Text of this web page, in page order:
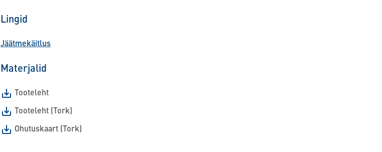
Lingid
Jäätmekäitlus
Materjalid
Tooteleht
Tooteleht (Tork)
Ohutuskaart (Tork)